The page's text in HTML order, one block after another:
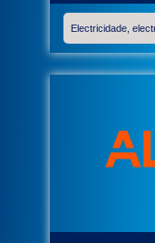
Electricidade,